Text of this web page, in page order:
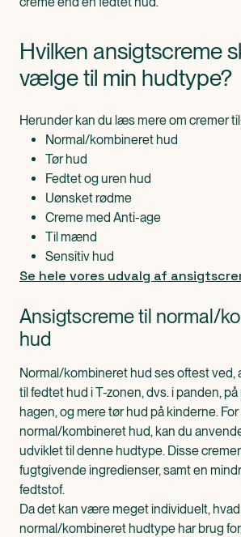
Hvilken ansigtscreme
vælge til min hudtype?
Herunder kan du læs mere om cremer
Normal/kombineret hud
Tør hud
Fedtet og uren hud
Uønsket rødme
Creme med Anti-age
Til mænd
Sensitiv hud
Se hele vores udvalg af
Ansigtscreme til normal/
hud
Normal/kombineret hud ses oftest ved,
til fedtet hud i T-zonen, dvs. i panden,
hagen, og mere tør hud på kinderne.
normal/kombineret hud, kan du
udviklet til denne hudtype. Disse
fugtgivende ingredienser, samt en
fedtstof.
Da det kan være meget individuelt,
normal/kombineret hudtype har brug